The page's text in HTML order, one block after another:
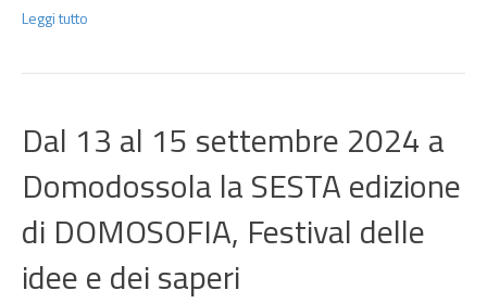
Leggi tutto
Dal 13 al 15 settembre 2024 a
Domodossola la SESTA edizione
di DOMOSOFIA, Festival delle
idee e dei saperi